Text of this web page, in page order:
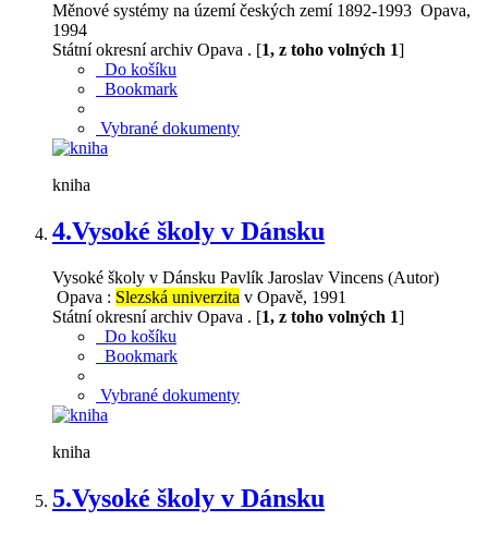
Měnové systémy na území českých zemí 1892-1993 Opava,
1994
Státní okresní archiv Opava . [1, z toho volných 1]
Do košíku
Bookmark
Vybrané dokumenty
kniha
4.Vysoké školy v Dánsku
Vysoké školy v Dánsku Pavlík Jaroslav Vincens (Autor)
Opava : Slezská univerzita v Opavě, 1991
Státní okresní archiv Opava . [1, z toho volných 1]
Do košíku
Bookmark
Vybrané dokumenty
kniha
5.Vysoké školy v Dánsku